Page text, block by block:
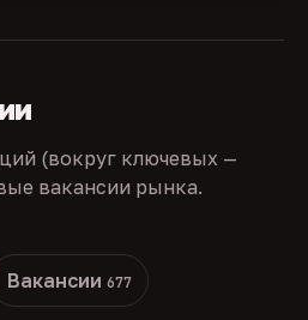
(вокруг ключевых —
вакансии рынка.
Вакансии 677